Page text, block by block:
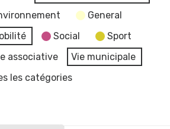
General
Social
Sport
associative
Vie municipale
les catégories